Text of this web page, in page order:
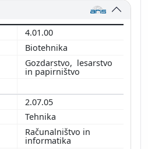
4.01.00
Biotehnika
Gozdarstvo, lesarstvo
in papirništvo
2.07.05
Tehnika
Računalništvo in
informatika